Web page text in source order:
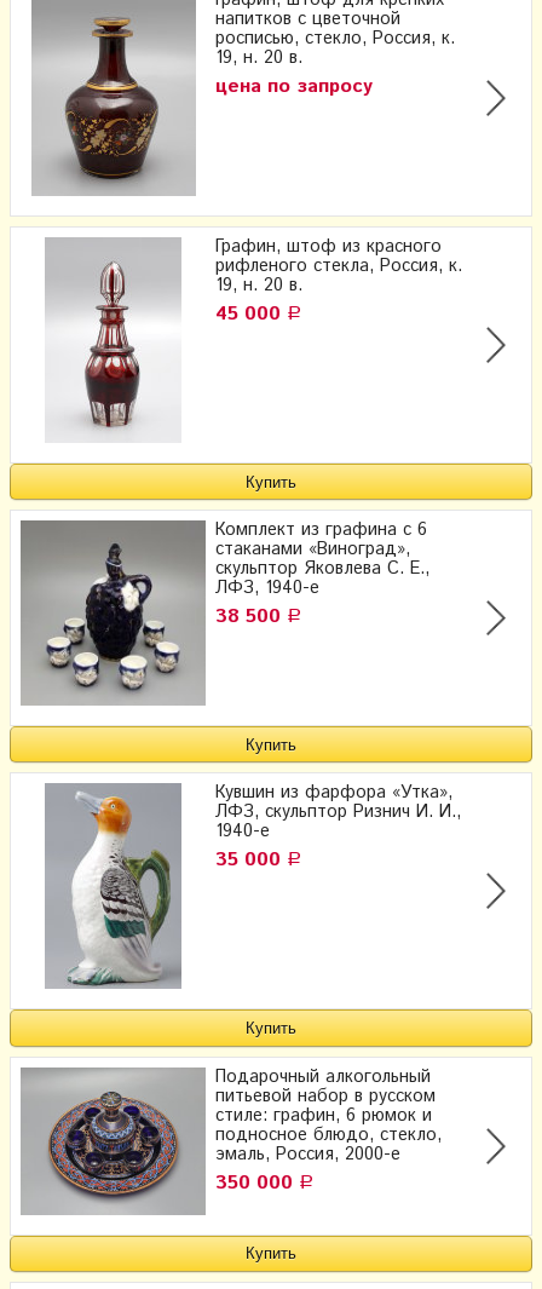
напитков с цветочной
росписью, стекло, Россия, к.
19, н. 20 в.
цена по запросу
Графин, штоф из красного
рифленого стекла, Россия, к.
19, н. 20 в.
45 000 Р
Комплект из графина с 6
стаканами «Виноград»,
скульптор Яковлева С. Е.,
ЛФЗ, 1940-е
38 500 Р
Кувшин из фарфора «Утка»,
ЛФЗ, скульптор Ризнич И. И.,
1940-е
35 000 Р
Подарочный алкогольный
питьевой набор в русском
стиле: графин, 6 рюмок и
подносное блюдо, стекло,
эмаль, Россия, 2000-е
350 000 Р